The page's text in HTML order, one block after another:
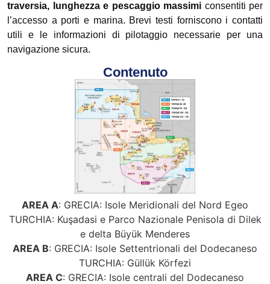
traversia, lunghezza e pescaggio massimi consentiti per
l’accesso a porti e marina. Brevi testi forniscono i contatti
utili e le informazioni di pilotaggio necessarie per una
navigazione sicura.
Contenuto
AREA A: GRECIA: Isole Meridionali del Nord Egeo
TURCHIA: Kuşadasi e Parco Nazionale Penisola di Dilek
e delta Büyük Menderes
AREA B: GRECIA: Isole Settentrionali del Dodecaneso
TURCHIA: Güllük Körfezi
AREA C: GRECIA: Isole centrali del Dodecaneso